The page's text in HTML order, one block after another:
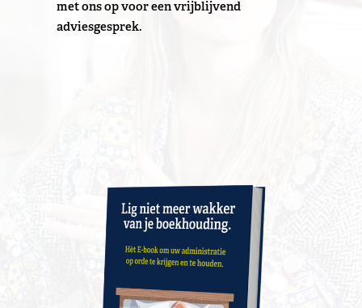
met ons op voor een vrijblijvend
adviesgesprek.